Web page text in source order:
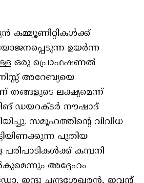
കമ്മ്യൂണിറ്റികൾക്ക്
ഉയർന്ന
ഒരു പ്രൊഫഷണൽ
നിസ്സ് അറേബ്യയെ
ലക്ഷ്യമെന്ന്
ഡയറക്ടർ നൗഷാദ്
സമൂഹത്തിന്റെ വിവിധ
പുതിയ
കമ്പനി
അദ്ദേഹം